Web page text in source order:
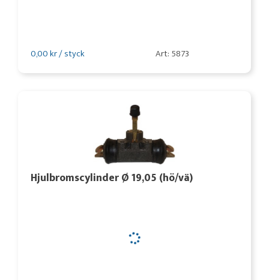
0,00 kr / styck Art: 5873
Hjulbromscylinder Ø 19,05 (hö/vä)